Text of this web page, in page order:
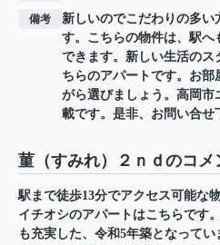
備考
新しいのでこだわりの多
す。こちらの物件は、駅へ
できます。新しい生活のス
ちらのアパートです。お
がら選びましょう。高岡
載です。是非、お問い合せ
菫（すみれ）２ｎｄのコ
駅まで徒歩13分でアクセス可能な
イチオシのアパートはこちらです
も充実した、令和5年築となって